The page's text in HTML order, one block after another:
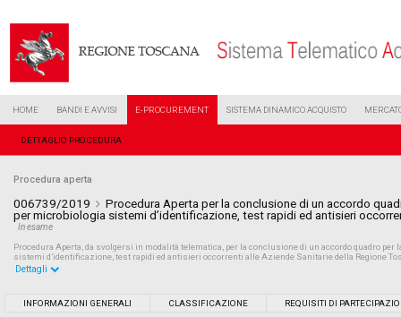
HOME BANDI E AVVISI E-PROCUREMENT SISTEMA DINAMICO ACQUISTO
DETTAGLIO PROCEDURA
Procedura aperta
006739/2019
Procedura Aperta per la conclusione di un accordo
per microbiologia sistemi d’identificazione, test rapidi ed antisieri
In esame
Procedura Aperta, da svolgersi in modalità telematica, per la conclusione di un accordo quadro
sistemi d’identificazione, test rapidi ed antisieri occorrenti alle Aziende Sanitarie della Regione
Dettagli
INFORMAZIONI GENERALI CLASSIFICAZIONE REQUISITI DI